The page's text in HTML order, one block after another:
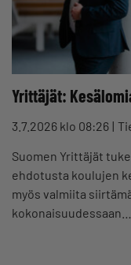
Yrittäjät:
3.7.2026 klo 08:26
Suomen Yrittäjät
ehdotusta koulujen
myös valmiita
kokonaisuudessaan…